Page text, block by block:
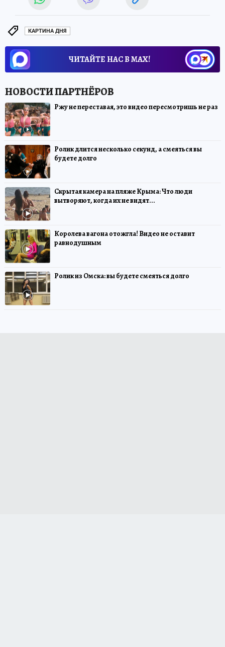
КАРТИНА ДНЯ
ЧИТАЙТЕ НАС В МАХ!
Ржу не переставая, это видео пересмотришь не раз
Ролик длится несколько секунд, а смеяться вы
будете долго
Скрытая камера на пляже Крыма: Что люди
вытворяют, когда их не видят...
Королева вагона отожгла! Видео не оставит
равнодушным
Ролик из Омска: вы будете смеяться долго